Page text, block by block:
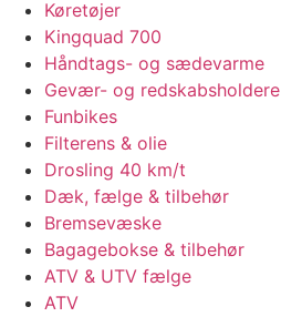
Køretøjer
Kingquad 700
Håndtags- og sædevarme
Gevær- og redskabsholdere
Funbikes
Filterens & olie
Drosling 40 km/t
Dæk, fælge & tilbehør
Bremsevæske
Bagagebokse & tilbehør
ATV & UTV fælge
ATV